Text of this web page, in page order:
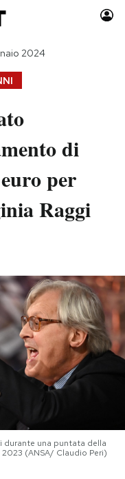
Idee
calcio 2026
2024
di
per
Raggi
durante una puntata della
(ANSA/ Claudio Peri)